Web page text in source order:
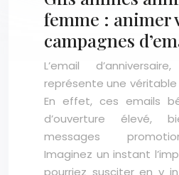
femme : animer
campagnes
L’email
représente une véritable
En effet, ces emails
d’ouverture élevé,
messages
Imaginez un instant
pourriez susciter en y